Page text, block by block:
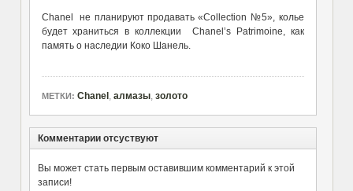
Chanel не планируют продавать «Collection №5», колье
будет храниться в коллекции Chanel’s Patrimoine, как
память о наследии Коко Шанель.
МЕТКИ: Chanel, алмазы, золото
Комментарии отсуствуют
Вы может стать первым оставившим комментарий к этой
записи!